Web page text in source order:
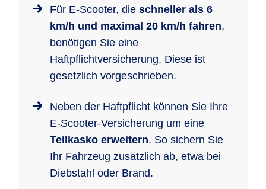
Für E-Scooter, die schneller als 6
km/h und maximal 20 km/h fahren,
benötigen Sie eine
Haftpflichtversicherung. Diese ist
gesetzlich vorgeschrieben.
Neben der Haftpflicht können Sie Ihre
E-Scooter-Versicherung um eine
Teilkasko erweitern. So sichern Sie
Ihr Fahrzeug zusätzlich ab, etwa bei
Diebstahl oder Brand.